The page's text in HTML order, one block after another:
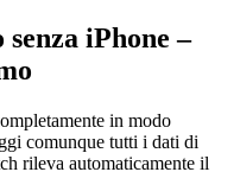
iPhone –
in modo
comunque tutti i dati di
rileva automaticamente il